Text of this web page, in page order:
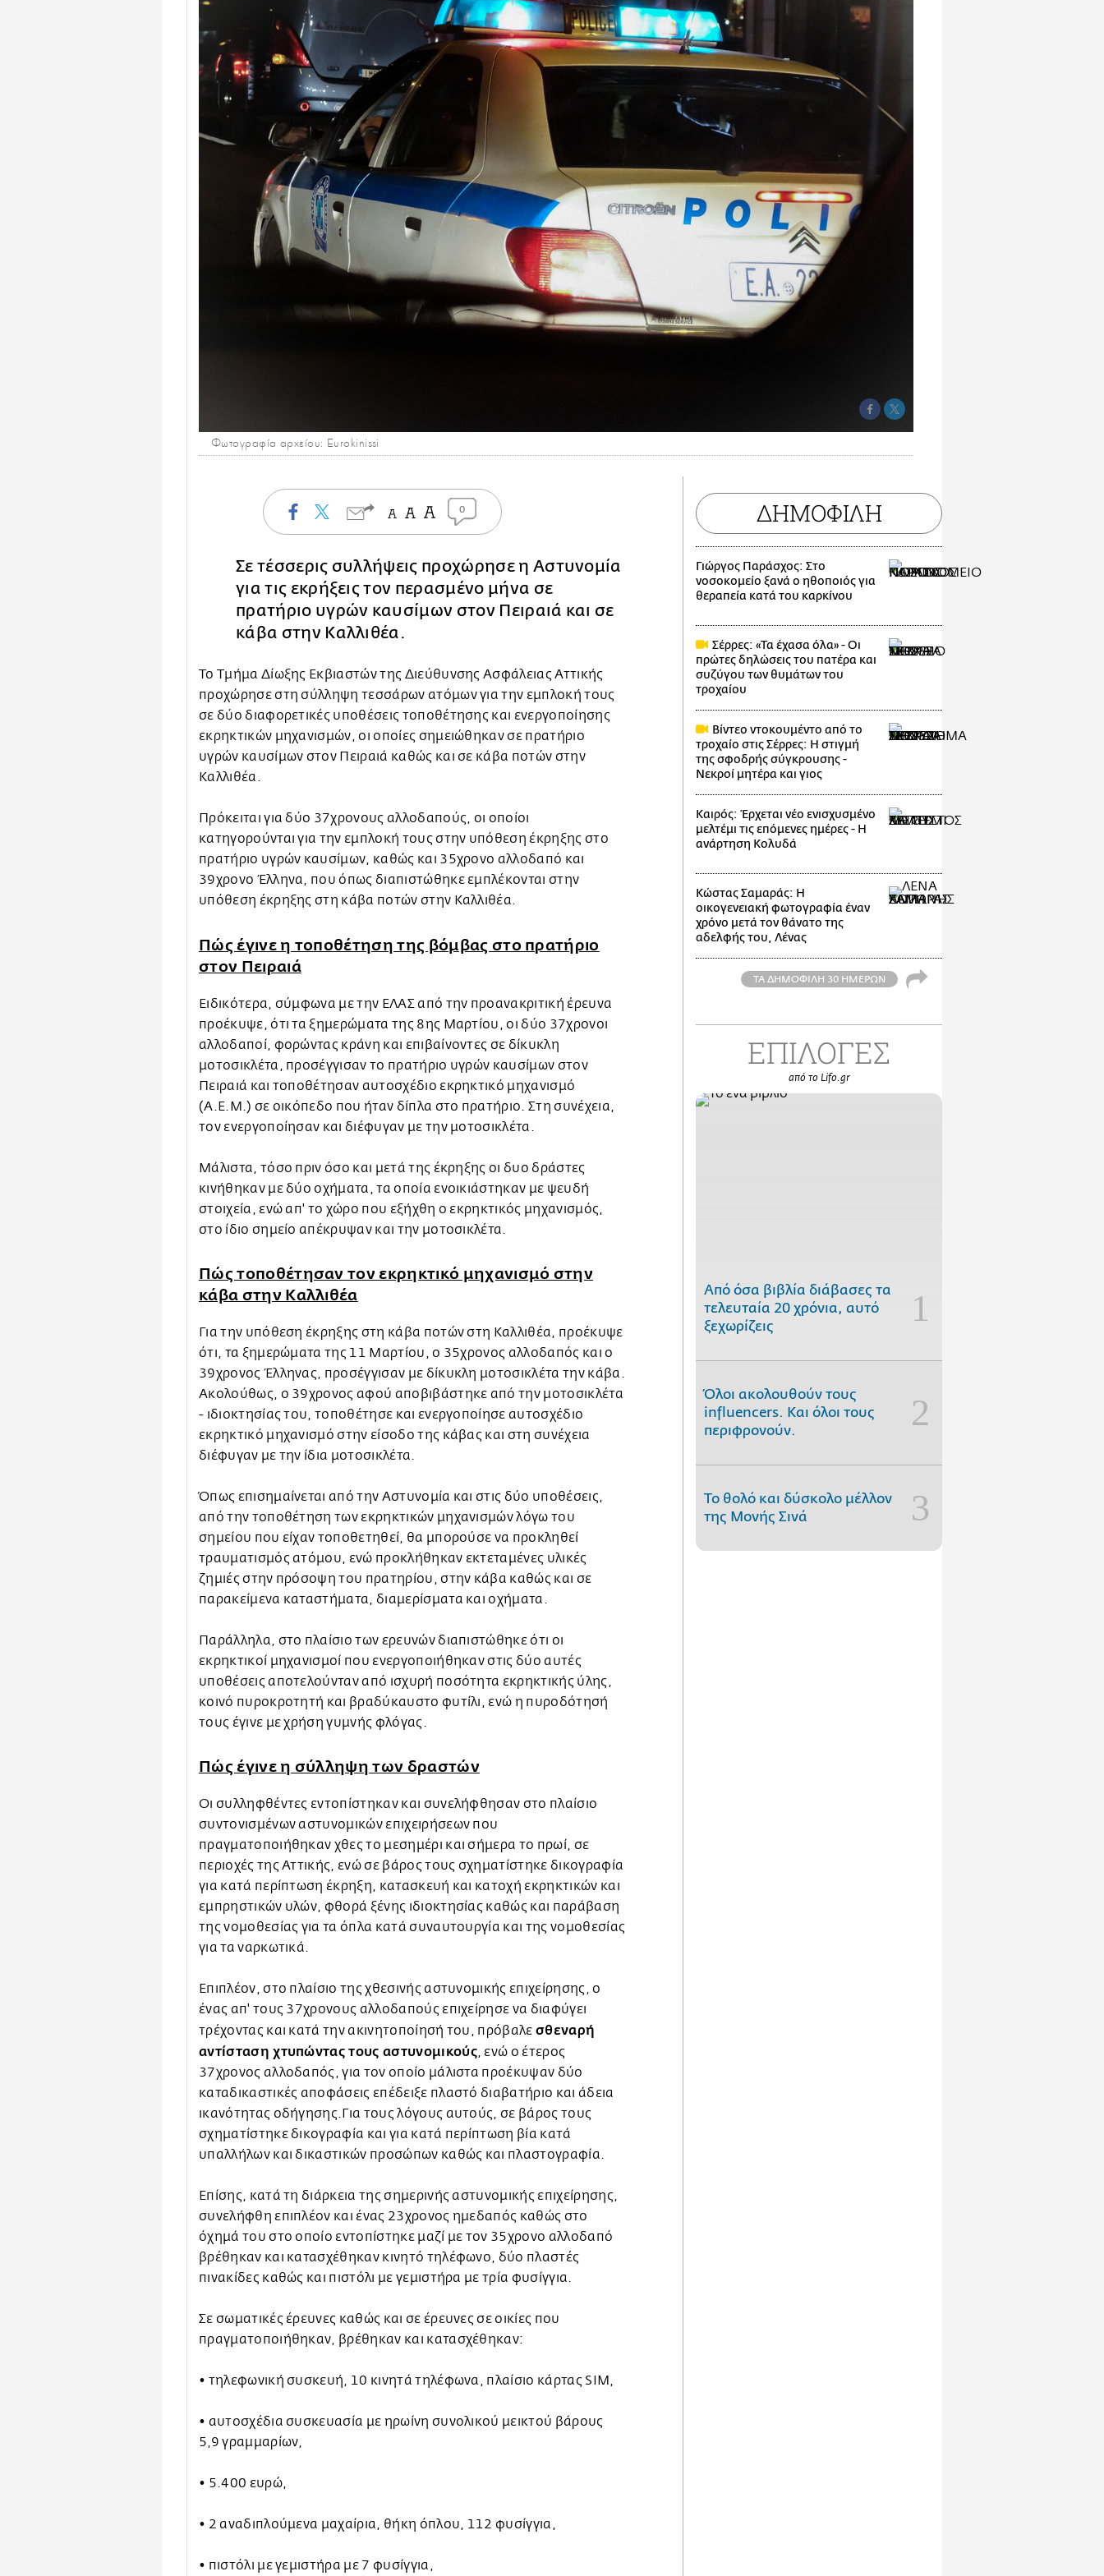
Φωτογραφία αρχείου: Eurokinissi
0
Σε τέσσερις συλλήψεις προχώρησε η Αστυνομία
για τις εκρήξεις τον περασμένο μήνα σε
πρατήριο υγρών καυσίμων στον Πειραιά και σε
κάβα στην Καλλιθέα.
To Τμήμα Δίωξης Εκβιαστών της Διεύθυνσης Ασφάλειας Αττικής
προχώρησε στη σύλληψη τεσσάρων ατόμων για την εμπλοκή τους
σε δύο διαφορετικές υποθέσεις τοποθέτησης και ενεργοποίησης
εκρηκτικών μηχανισμών, οι οποίες σημειώθηκαν σε πρατήριο
υγρών καυσίμων στον Πειραιά καθώς και σε κάβα ποτών στην
Καλλιθέα.
Πρόκειται για δύο 37χρονους αλλοδαπούς, οι οποίοι
κατηγορούνται για την εμπλοκή τους στην υπόθεση έκρηξης στο
πρατήριο υγρών καυσίμων, καθώς και 35χρονο αλλοδαπό και
39χρονο Έλληνα, που όπως διαπιστώθηκε εμπλέκονται στην
υπόθεση έκρηξης στη κάβα ποτών στην Καλλιθέα.
Πώς έγινε η τοποθέτηση της βόμβας στο πρατήριο
στον Πειραιά
Ειδικότερα, σύμφωνα με την ΕΛΑΣ από την προανακριτική έρευνα
προέκυψε, ότι τα ξημερώματα της 8ης Μαρτίου, οι δύο 37χρονοι
αλλοδαποί, φορώντας κράνη και επιβαίνοντες σε δίκυκλη
μοτοσικλέτα, προσέγγισαν το πρατήριο υγρών καυσίμων στον
Πειραιά και τοποθέτησαν αυτοσχέδιο εκρηκτικό μηχανισμό
(Α.Ε.Μ.) σε οικόπεδο που ήταν δίπλα στο πρατήριο. Στη συνέχεια,
τον ενεργοποίησαν και διέφυγαν με την μοτοσικλέτα.
Μάλιστα, τόσο πριν όσο και μετά της έκρηξης οι δυο δράστες
κινήθηκαν με δύο οχήματα, τα οποία ενοικιάστηκαν με ψευδή
στοιχεία, ενώ απ' το χώρο που εξήχθη ο εκρηκτικός μηχανισμός,
στο ίδιο σημείο απέκρυψαν και την μοτοσικλέτα.
Πώς τοποθέτησαν τον εκρηκτικό μηχανισμό στην
κάβα στην Καλλιθέα
Για την υπόθεση έκρηξης στη κάβα ποτών στη Καλλιθέα, προέκυψε
ότι, τα ξημερώματα της 11 Μαρτίου, ο 35χρονος αλλοδαπός και ο
39χρονος Έλληνας, προσέγγισαν με δίκυκλη μοτοσικλέτα την κάβα.
Ακολούθως, ο 39χρονος αφού αποβιβάστηκε από την μοτοσικλέτα
- ιδιοκτησίας του, τοποθέτησε και ενεργοποίησε αυτοσχέδιο
εκρηκτικό μηχανισμό στην είσοδο της κάβας και στη συνέχεια
διέφυγαν με την ίδια μοτοσικλέτα.
Όπως επισημαίνεται από την Αστυνομία και στις δύο υποθέσεις,
από την τοποθέτηση των εκρηκτικών μηχανισμών λόγω του
σημείου που είχαν τοποθετηθεί, θα μπορούσε να προκληθεί
τραυματισμός ατόμου, ενώ προκλήθηκαν εκτεταμένες υλικές
ζημιές στην πρόσοψη του πρατηρίου, στην κάβα καθώς και σε
παρακείμενα καταστήματα, διαμερίσματα και οχήματα.
Παράλληλα, στο πλαίσιο των ερευνών διαπιστώθηκε ότι οι
εκρηκτικοί μηχανισμοί που ενεργοποιήθηκαν στις δύο αυτές
υποθέσεις αποτελούνταν από ισχυρή ποσότητα εκρηκτικής ύλης,
κοινό πυροκροτητή και βραδύκαυστο φυτίλι, ενώ η πυροδότησή
τους έγινε με χρήση γυμνής φλόγας.
Πώς έγινε η σύλληψη των δραστών
Οι συλληφθέντες εντοπίστηκαν και συνελήφθησαν στο πλαίσιο
συντονισμένων αστυνομικών επιχειρήσεων που
πραγματοποιήθηκαν χθες το μεσημέρι και σήμερα το πρωί, σε
περιοχές της Αττικής, ενώ σε βάρος τους σχηματίστηκε δικογραφία
για κατά περίπτωση έκρηξη, κατασκευή και κατοχή εκρηκτικών και
εμπρηστικών υλών, φθορά ξένης ιδιοκτησίας καθώς και παράβαση
της νομοθεσίας για τα όπλα κατά συναυτουργία και της νομοθεσίας
για τα ναρκωτικά.
Επιπλέον, στο πλαίσιο της χθεσινής αστυνομικής επιχείρησης, ο
ένας απ' τους 37χρονους αλλοδαπούς επιχείρησε να διαφύγει
τρέχοντας και κατά την ακινητοποίησή του, πρόβαλεσθεναρή
αντίσταση χτυπώντας τους αστυνομικούς, ενώ ο έτερος
37χρονος αλλοδαπός, για τον οποίο μάλιστα προέκυψαν δύο
καταδικαστικές αποφάσεις επέδειξε πλαστό διαβατήριο και άδεια
ικανότητας οδήγησης.Για τους λόγους αυτούς, σε βάρος τους
σχηματίστηκε δικογραφία και για κατά περίπτωση βία κατά
υπαλλήλων και δικαστικών προσώπων καθώς και πλαστογραφία.
Επίσης, κατά τη διάρκεια της σημερινής αστυνομικής επιχείρησης,
συνελήφθη επιπλέον και ένας 23χρονος ημεδαπός καθώς στο
όχημά του στο οποίο εντοπίστηκε μαζί με τον 35χρονο αλλοδαπό
βρέθηκαν και κατασχέθηκαν κινητό τηλέφωνο, δύο πλαστές
πινακίδες καθώς και πιστόλι με γεμιστήρα με τρία φυσίγγια.
Σε σωματικές έρευνες καθώς και σε έρευνες σε οικίες που
πραγματοποιήθηκαν, βρέθηκαν και κατασχέθηκαν:
• τηλεφωνική συσκευή, 10 κινητά τηλέφωνα, πλαίσιο κάρτας SIM,
• αυτοσχέδια συσκευασία με ηρωίνη συνολικού μεικτού βάρους
5,9 γραμμαρίων,
• 5.400 ευρώ,
• 2 αναδιπλούμενα μαχαίρια, θήκη όπλου, 112 φυσίγγια,
• πιστόλι με γεμιστήρα με 7 φυσίγγια,
ΔΗΜΟΦΙΛΗ
Γιώργος Παράσχος: Στο
νοσοκομείο ξανά ο ηθοποιός για
θεραπεία κατά του καρκίνου
Σέρρες: «Τα έχασα όλα» - Οι
πρώτες δηλώσεις του πατέρα και
συζύγου των θυμάτων του
τροχαίου
Βίντεο ντοκουμέντο από το
τροχαίο στις Σέρρες: Η στιγμή
της σφοδρής σύγκρουσης -
Νεκροί μητέρα και γιος
Καιρός: Έρχεται νέο ενισχυσμένο
μελτέμι τις επόμενες ημέρες - Η
ανάρτηση Κολυδά
Κώστας Σαμαράς: Η
οικογενειακή φωτογραφία έναν
χρόνο μετά τον θάνατο της
αδελφής του, Λένας
ΤΑ ΔΗΜΟΦΙΛΗ 30 ΗΜΕΡΩΝ
ΕΠΙΛΟΓΕΣ
από το Lifo.gr
Από όσα βιβλία διάβασες τα
τελευταία 20 χρόνια, αυτό
ξεχωρίζεις
Όλοι ακολουθούν τους
influencers. Και όλοι τους
περιφρονούν.
Το θολό και δύσκολο μέλλον
της Μονής Σινά